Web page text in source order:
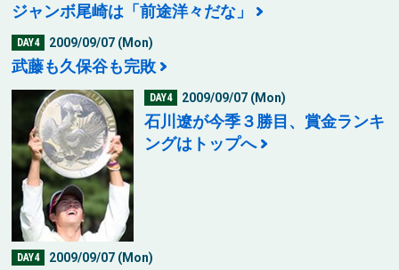
ジャンボ尾崎は「前途洋々だな」
DAY4 2009/09/07 (Mon)
武藤も久保谷も完敗
DAY4 2009/09/07 (Mon)
石川遼が今季３勝目、賞金ランキ
ングはトップへ
DAY4 2009/09/07 (Mon)